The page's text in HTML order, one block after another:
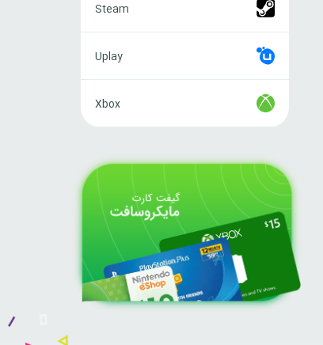
Steam
Uplay
Xbox